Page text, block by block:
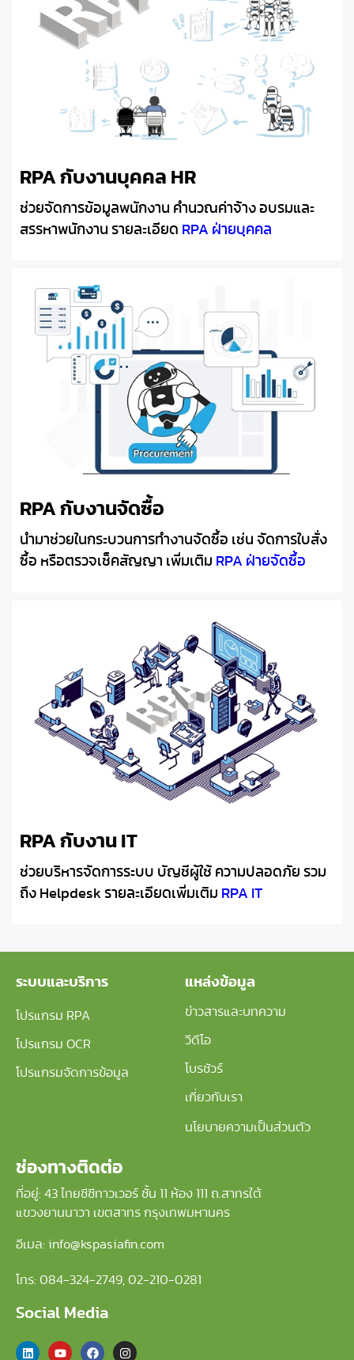
RPA กับงานบุคคล HR
ช่วยจัดการข้อมูลพนักงาน คำนวณค่าจ้าง อบรมและ
สรรหาพนักงาน รายละเอียด RPA ฝ่ายบุคคล
RPA กับงานจัดซื้อ
นำมาช่วยในกระบวนการทำงานจัดซื้อ เช่น จัดการใบสั่ง
ซื้อ หรือตรวจเช็คสัญญา เพิ่มเติม RPA ฝ่ายจัดซื้อ
RPA กับงาน IT
ช่วยบริหารจัดการระบบ บัญชีผู้ใช้ ความปลอดภัย รวม
ถึง Helpdesk รายละเอียดเพิ่มเติม RPA IT
ระบบและบริการ
โปรแกรม RPA
โปรแกรม OCR
โปรแกรมจัดการข้อมูล
แหล่งข้อมูล
ข่าวสารและบทความ
วีดีโอ
โบรชัวร์
เกี่ยวกับเรา
นโยบายความเป็นส่วนตัว
ช่องทางติดต่อ
ที่อยู่: 43 ไทยซีซีทาวเวอร์ ชั้น 11 ห้อง 111 ถ.สาทรใต้
แขวงยานนาวา เขตสาทร กรุงเทพมหานคร
อีเมล: info@kspasiafin.com
โทร: 084-324-2749 02-210-0281
Social Media